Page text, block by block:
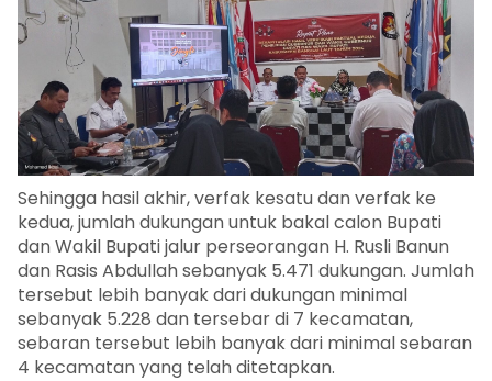
Sehingga hasil akhir, verfak kesatu dan verfak ke
kedua, jumlah dukungan untuk bakal calon Bupati
dan Wakil Bupati jalur perseorangan H. Rusli Banun
dan Rasis Abdullah sebanyak 5.471 dukungan. Jumlah
tersebut lebih banyak dari dukungan minimal
sebanyak 5.228 dan tersebar di 7 kecamatan,
sebaran tersebut lebih banyak dari minimal sebaran
4 kecamatan yang telah ditetapkan.